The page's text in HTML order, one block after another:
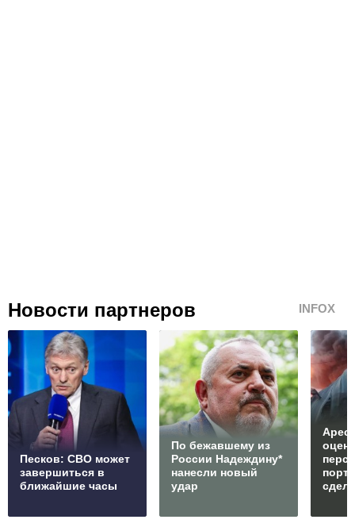
Новости партнеров INFOX
Песков: СВО может
завершиться в
ближайшие часы
По бежавшему из
России Надеждину*
нанесли новый
удар